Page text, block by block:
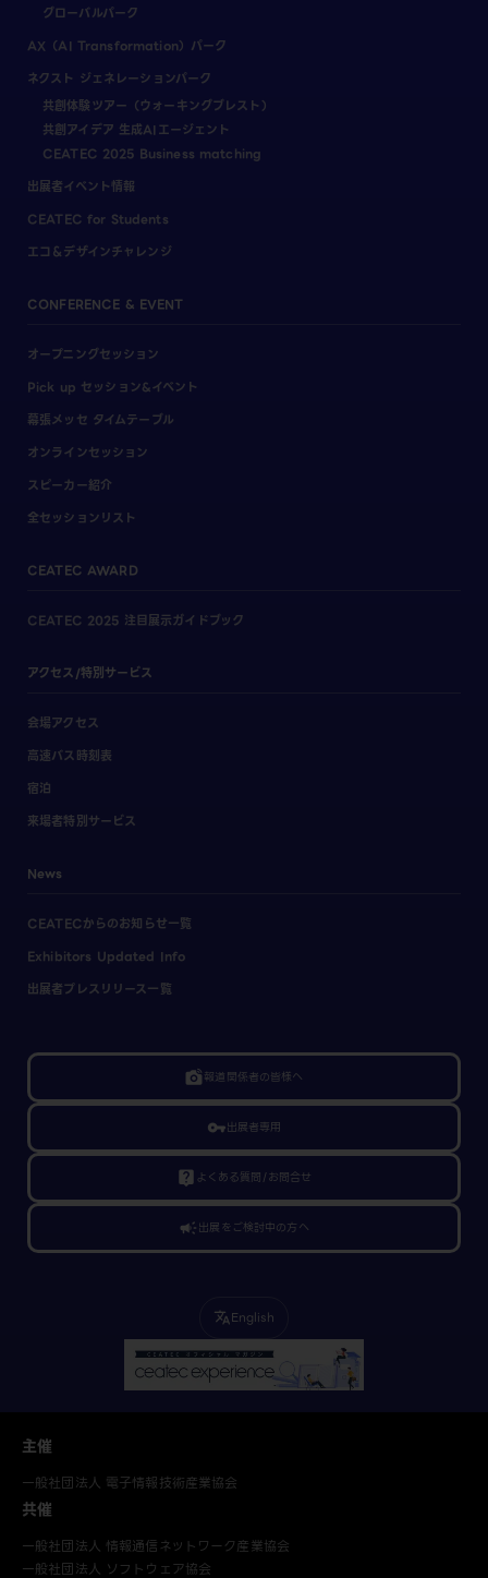
グローバルパーク
AX（AI Transformation）パーク
ネクスト ジェネレーションパーク
共創体験ツアー（ウォーキングブレスト）
共創アイデア 生成AIエージェント
CEATEC 2025 Business matching
出展者イベント情報
CEATEC for Students
エコ＆デザインチャレンジ
CONFERENCE & EVENT
オープニングセッション
Pick up セッション&イベント
幕張メッセ タイムテーブル
オンラインセッション
スピーカー紹介
全セッションリスト
CEATEC AWARD
CEATEC 2025 注目展示ガイドブック
アクセス/特別サービス
会場アクセス
高速バス時刻表
宿泊
来場者特別サービス
News
CEATECからのお知らせ一覧
Exhibitors Updated Info
出展者プレスリリース一覧
linked_camera報道関係者の皆様へ
vpn_key出展者専用
live_help よくある質問/お問合せ
campaign出展をご検討中の方へ
translateEnglish
主催
一般社団法人 電子情報技術産業協会
共催
一般社団法人 情報通信ネットワーク産業協会
一般社団法人 ソフトウェア協会